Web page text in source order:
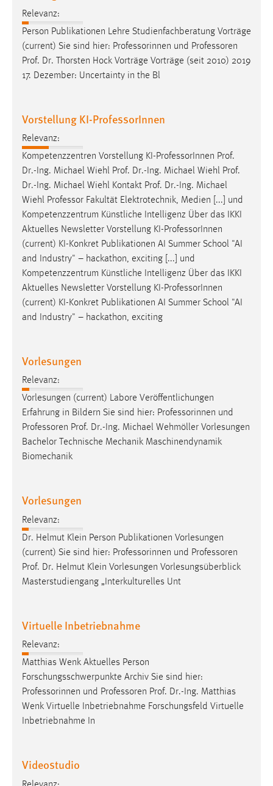
Relevanz:
Person Publikationen Lehre Studienfachberatung Vorträge
(current) Sie sind hier: Professorinnen und Professoren
Prof. Dr. Thorsten Hock Vorträge Vorträge (seit 2010) 2019
17. Dezember: Uncertainty in the Bl
Vorstellung KI-ProfessorInnen
Relevanz:
Kompetenzzentren Vorstellung KI-Professor Innen Prof.
Dr.-Ing. Michael Wiehl Prof. Dr.-Ing. Michael Wiehl Prof.
Dr.-Ing. Michael Wiehl Kontakt Prof. Dr.-Ing. Michael
Wiehl Professor Fakultät Elektrotechnik, Medien [...] und
Kompetenzzentrum Künstliche Intelligenz Über das IKKI
Aktuelles Newsletter Vorstellung KI-Professor Innen
(current) KI-Konkret Publikationen AI Summer School "AI
and Industry" – hackathon, exciting [...] und
Kompetenzzentrum Künstliche Intelligenz Über das IKKI
Aktuelles Newsletter Vorstellung KI-Professor Innen
(current) KI-Konkret Publikationen AI Summer School "AI
and Industry" – hackathon, exciting
Vorlesungen
Relevanz:
Vorlesungen (current) Labore Veröffentlichungen
Erfahrung in Bildern Sie sind hier: Professorinnen und
Professoren Prof. Dr.-Ing. Michael Wehmöller Vorlesungen
Bachelor Technische Mechanik Maschinendynamik
Biomechanik
Vorlesungen
Relevanz:
Dr. Helmut Klein Person Publikationen Vorlesungen
(current) Sie sind hier: Professorinnen und Professoren
Prof. Dr. Helmut Klein Vorlesungen Vorlesungsüberblick
Masterstudiengang „Interkulturelles Unt
Virtuelle Inbetriebnahme
Relevanz:
Matthias Wenk Aktuelles Person
Forschungsschwerpunkte Archiv Sie sind hier:
Professorinnen und Professoren Prof. Dr.-Ing. Matthias
Wenk Virtuelle Inbetriebnahme Forschungsfeld Virtuelle
Inbetriebnahme In
Videostudio
Chat
Name:
MibewSessionID, MIBEW_UserID, mibew_locale, mibew-
chat-frame-style-5e9dbeb1811c0446
Zweck:
Cookie Laufzeit:
MibewSessionID, mibew-chat-frame-style-
5e9dbeb1811c0446 = Sitzungslaufzeit, mibew_locale = 3
Jahre, MIBEW_UserID = 1 Jahr
Login
Name:
fe_user, be_user, be_lastLoginProvider
Zweck:
Dieser Cookie ist notwendig um sich an der Website
einloggen zu können.
Cookie Laufzeit:
24 Stunden
STATISTIK
Statistik Cookies erfassen Informationen anonym.
Diese Informationen helfen uns zu verstehen, wie
unsere Besucher unsere Website nutzen.
Matomo
Name:
Zweck:
Cookie Laufzeit:
Max. 13 Monate
verwendet, um personalisierte Werbung anzuzeigen.
Sie tun dies, indem sie Besucher über Websites
hinweg verfolgen.
Google Ads
Name:
_gcl_au
Google Ireland Limited